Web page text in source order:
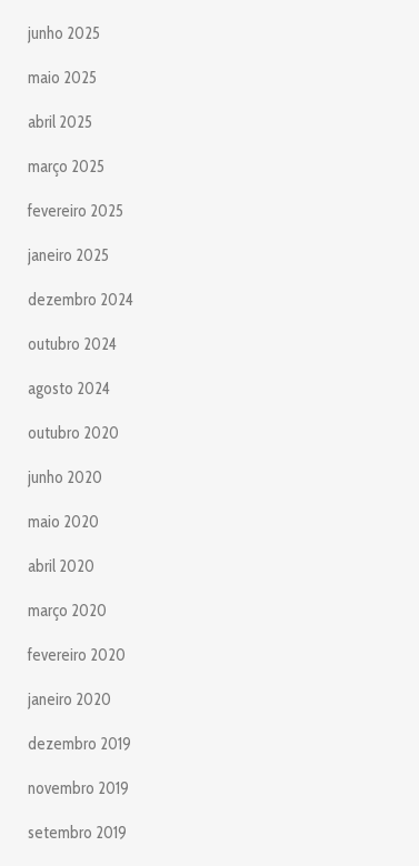
junho 2025
maio 2025
abril 2025
março 2025
fevereiro 2025
janeiro 2025
dezembro 2024
outubro 2024
agosto 2024
outubro 2020
junho 2020
maio 2020
abril 2020
março 2020
fevereiro 2020
janeiro 2020
dezembro 2019
novembro 2019
setembro 2019